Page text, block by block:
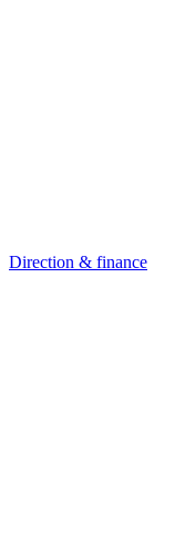
Direction & finance